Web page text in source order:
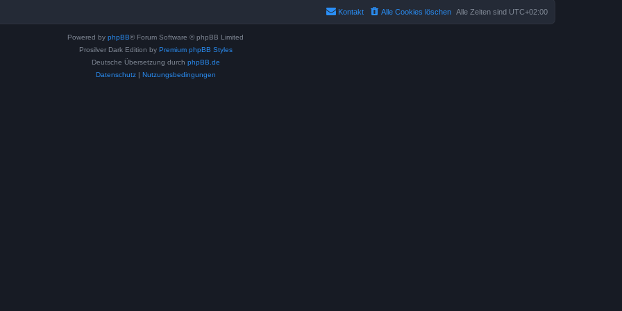
Alle Zeiten sind UTC+02:00
Alle Cookies löschen
Kontakt
Powered by phpBB® Forum Software © phpBB Limited
Prosilver Dark Edition by Premium phpBB Styles
Deutsche Übersetzung durch phpBB.de
Datenschutz| Nutzungsbedingungen